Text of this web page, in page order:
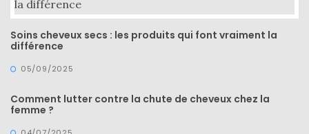
Digital/Blogging
DIY/Recettes
(15)
Lecture/Séries
(13)
Soins cheveux secs : les produits qui font vraiment la
différence
05/09/2025
Comment lutter contre la chute de cheveux chez la
femme ?